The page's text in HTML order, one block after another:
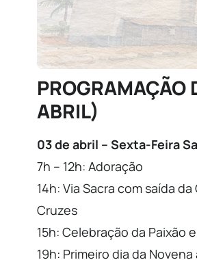
PROGRAMAÇÃO
ABRIL)
03 de abril – Sexta-Feira
7h – 12h: Adoração
14h: Via Sacra com saída
Cruzes
15h: Celebração da Paixão
19h: Primeiro dia da